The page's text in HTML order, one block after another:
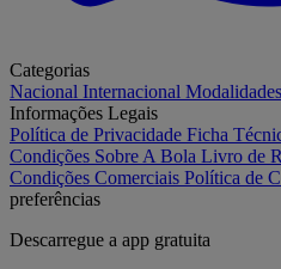
Categorias
Nacional Internacional Modalidades
Informações Legais
Política de Privacidade Ficha
Condições Sobre A Bola Livro de
Condições Comerciais Política de
preferências
Descarregue a app gratuita